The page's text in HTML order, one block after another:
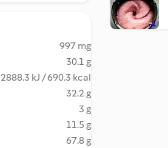
997 mg
30.1 g
2888.3 kJ / 690.3 kcal
32.2 g
3 g
11.5 g
67.8 g